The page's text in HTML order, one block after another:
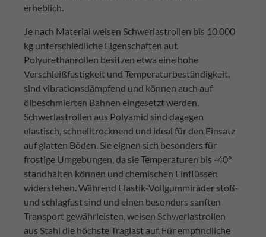
erheblich.
Je nach Material weisen Schwerlastrollen bis 10.000
kg unterschiedliche Eigenschaften auf.
Polyurethanrollen besitzen etwa eine hohe
Verschleißfestigkeit und Temperaturbeständigkeit,
sind vibrationsdämpfend und können auch auf
ölbeschmierten Bahnen eingesetzt werden.
Schwerlastrollen aus Polyamid sind dagegen
elastisch, schnelltrocknend und ideal für den Einsatz
auf glatten Böden. Sie eignen sich besonders für
frostige Umgebungen, da sie Temperaturen bis -40°
standhalten können und chemischen Einflüssen
widerstehen. Während Elastik-Vollgummiräder stoß-
und schlagfest sind und einen besonders sanften
Transport gewährleisten, weisen Schwerlastrollen
aus Stahl die höchste Traglast auf. Für empfindliche